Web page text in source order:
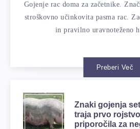
Gojenje rac doma za začetnike.
stroškovno učinkovita pasma rac.
in pravilno uravnoteženo
Preberi Več
Znaki gojenja
traja prvo
priporočila za